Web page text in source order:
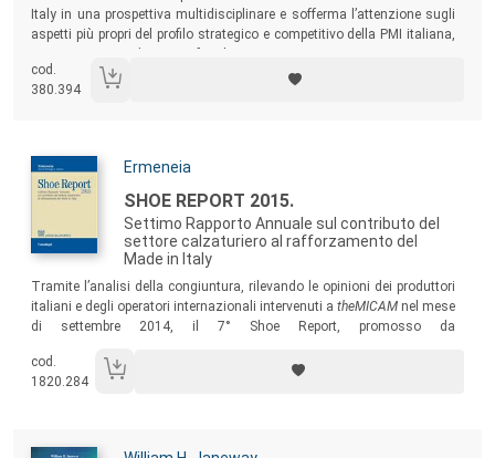
Italy in una prospettiva multidisciplinare e sofferma l’attenzione sugli
aspetti più propri del profilo strategico e competitivo della PMI italiana,
organizzazioni pubbliche impegnate nel disegno delle condizioni
legislative del Paese Italia, studiosi, imprenditori, manager e soggetti a
cod.
380.394
Autori:
Ermeneia
Titolo:
SHOE REPORT 2015.
Settimo Rapporto Annuale sul contributo del
settore calzaturiero al rafforzamento del
Made in Italy
Tramite l’analisi della congiuntura, rilevando le opinioni dei produttori
italiani e degli operatori internazionali intervenuti a theMICAM nel mese
di settembre 2014, il 7° Shoe Report, promosso da
Studi & Strategie di Sistema, fa il punto sull’andamento del settore
nell’anno 2014.
cod.
1820.284